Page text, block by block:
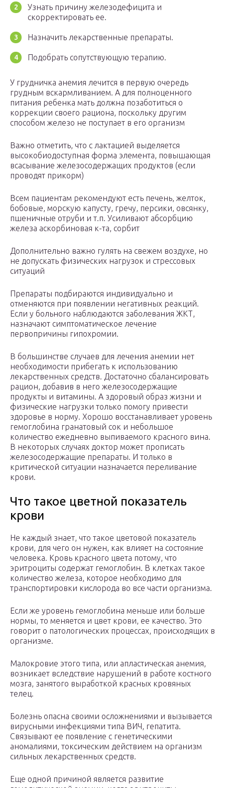
Узнать причину железодефицита и
скорректировать ее.
Назначить лекарственные препараты.
Подобрать сопутствующую терапию.
У грудничка анемия лечится в первую очередь
грудным вскармливанием. А для полноценного
питания ребенка мать должна позаботиться о
коррекции своего рациона, поскольку другим
способом железо не поступает в его организм
Важно отметить, что с лактацией выделяется
высокобиодоступная форма элемента, повышающая
всасывание железосодержащих продуктов (если
проводят прикорм)
Всем пациентам рекомендуют есть печень, желток,
бобовые, морскую капусту, гречу, персики, овсянку,
пшеничные отруби и т.п. Усиливают абсорбцию
железа аскорбиновая к-та, сорбит
Дополнительно важно гулять на свежем воздухе, но
не допускать физических нагрузок и стрессовых
ситуаций
Препараты подбираются индивидуально и
отменяются при появлении негативных реакций.
Если у больного наблюдаются заболевания ЖКТ,
назначают симптоматическое лечение
первопричины гипохромии.
В большинстве случаев для лечения анемии нет
необходимости прибегать к использованию
лекарственных средств. Достаточно сбалансировать
рацион, добавив в него железосодержащие
продукты и витамины. А здоровый образ жизни и
физические нагрузки только помогу привести
здоровье в норму. Хорошо восстанавливает уровень
гемоглобина гранатовый сок и небольшое
количество ежедневно выпиваемого красного вина.
В некоторых случаях доктор может прописать
железосодержащие препараты. И только в
критической ситуации назначается переливание
крови.
Что такое цветной показатель
крови
Не каждый знает, что такое цветовой показатель
крови, для чего он нужен, как влияет на состояние
человека. Кровь красного цвета потому, что
эритроциты содержат гемоглобин. В клетках такое
количество железа, которое необходимо для
транспортировки кислорода во все части организма.
Если же уровень гемоглобина меньше или больше
нормы, то меняется и цвет крови, ее качество. Это
говорит о патологических процессах, происходящих в
организме.
Малокровие этого типа, или апластическая анемия,
возникает вследствие нарушений в работе костного
мозга, занятого выработкой красных кровяных
телец.
Болезнь опасна своими осложнениями и вызывается
вирусными инфекциями типа ВИЧ, гепатита.
Связывают ее появление с генетическими
аномалиями, токсическим действием на организм
сильных лекарственных средств.
Еще одной причиной является развитие